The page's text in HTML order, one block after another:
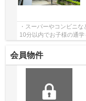
・スーパーやコンビニ
10分以内でお子様の通学も安心♪ ・ 経験豊富な
が物件資料を現地までお
会員物件